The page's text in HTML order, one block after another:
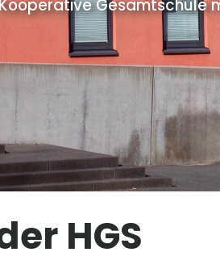
Kooperative Gesamtschule
HGS